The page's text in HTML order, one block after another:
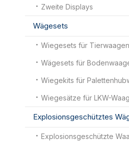
Zweite Displays
Wägesets
Wiegesets für Tierwaagen
Wägesets für
Wiegesätze für LKW-
Explosionsgeschütztes
Explosionsgeschützte